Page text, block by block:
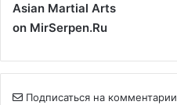
Asian Martial Arts
on MirSerpen.Ru
Подписаться на комментарии